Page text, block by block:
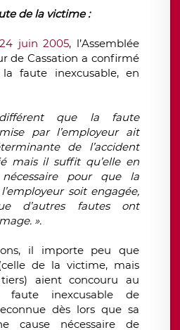
de la victime :
juin 2005, l’Assemblée
de Cassation a confirmé
faute inexcusable, en
que la faute
par l’employeur ait
de l’accident
mais il suffit qu’elle en
pour que la
soit engagée,
d’autres fautes ont
».
il importe peu que
de la victime, mais
aient concouru au
inexcusable de
dès lors que sa
cause nécessaire de